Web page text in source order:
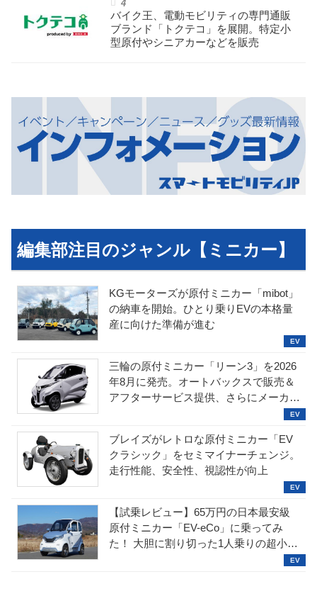
バイク王、電動モビリティの専門通販
ブランド「トクテコ」を展開。特定小
型原付やシニアカーなどを販売
編集部注目のジャンル【ミニカー】
KGモーターズが原付ミニカー「mibot」
の納車を開始。ひとり乗りEVの本格量
産に向けた準備が進む
三輪の原付ミニカー「リーン3」を2026
年8月に発売。オートバックスで販売＆
アフターサービス提供、さらにメーカー
ブレイズがレトロな原付ミニカー「EV
クラシック」をセミマイナーチェンジ。
走行性能、安全性、視認性が向上
【試乗レビュー】65万円の日本最安級
原付ミニカー「EV-eCo」に乗ってみ
た！ 大胆に割り切った1人乗りの超小型